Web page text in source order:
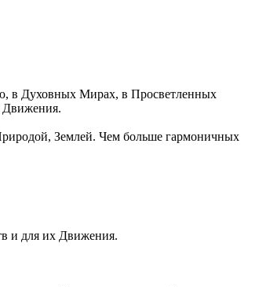
в Духовных Мирах, в Просветленных
Движения.
Землей. Чем больше гармоничных
и для их Движения.